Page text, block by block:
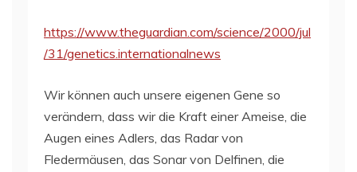
https://www.theguardian.com/science/2000/jul
/31/genetics.internationalnews
Wir können auch unsere eigenen Gene so
verändern, dass wir die Kraft einer Ameise, die
Augen eines Adlers, das Radar von
Fledermäusen, das Sonar von Delfinen, die